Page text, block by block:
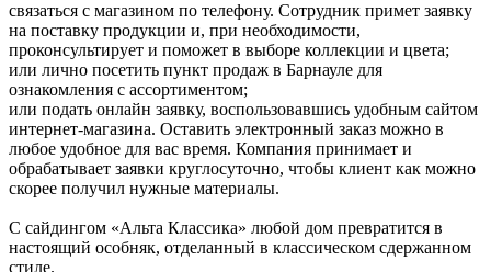
связаться с магазином по телефону. Сотрудник примет заявку
на поставку продукции и, при необходимости,
проконсультирует и поможет в выборе коллекции и цвета;
или лично посетить пункт продаж в Барнауле для
ознакомления с ассортиментом;
или подать онлайн заявку, воспользовавшись удобным сайтом
интернет-магазина. Оставить электронный заказ можно в
любое удобное для вас время. Компания принимает и
обрабатывает заявки круглосуточно, чтобы клиент как можно
скорее получил нужные материалы.
С сайдингом «Альта Классика» любой дом превратится в
настоящий особняк, отделанный в классическом сдержанном
стиле.